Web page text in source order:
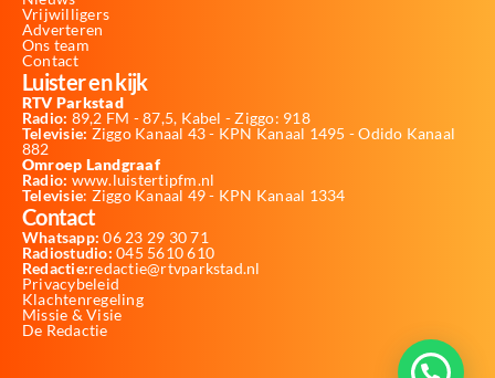
Vrijwilligers
Adverteren
Ons team
Contact
Luister en kijk
RTV Parkstad
Radio: 89,2 FM - 87,5, Kabel - Ziggo: 918
Televisie: Ziggo Kanaal 43 - KPN Kanaal 1495 - Odido Kanaal
882
Omroep Landgraaf
Radio: www.luistertipfm.nl
Televisie: Ziggo Kanaal 49 - KPN Kanaal 1334
Contact
Whatsapp: 06 23 29 30 71
Radiostudio: 045 5610 610
Redactie:redactie@rtvparkstad.nl
Privacybeleid
Klachtenregeling
Missie & Visie
De Redactie